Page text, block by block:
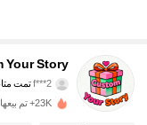
Your Story
4.74
1.4K متابعون
i***3 تتصفح
4.74
23K+ تم بيعها مؤخرًا